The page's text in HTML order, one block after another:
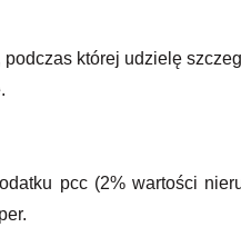
której udzielę
pcc (2% wartości